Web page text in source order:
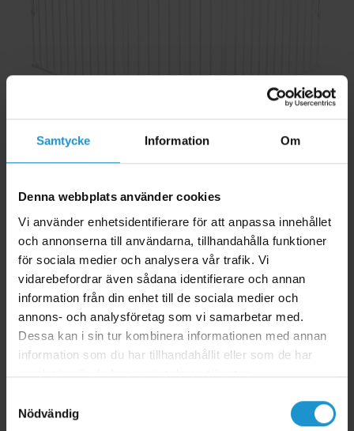
Samtycke Information Om
Denna webbplats använder cookies
Vi använder enhetsidentifierare för att anpassa innehållet
och annonserna till användarna, tillhandahålla funktioner
för sociala medier och analysera vår trafik. Vi
vidarebefordrar även sådana identifierare och annan
information från din enhet till de sociala medier och
annons- och analysföretag som vi samarbetar med.
Dessa kan i sin tur kombinera informationen med annan
information som du har tillhandahållit eller som de har
samlat in när du har använt deras tjänster.
Nödvändig
Multigrind Pet Flex Large extra hög Scandinavian Pet Design vit
● PET Flex L extra hög 105 cm, vit
● Stor och robust
● Flexibel multigrind för familjer med barn och/eller hund
● Alla delar och väggbeslagen kan vinklas och monteras som man
vill
● Passar öppningar från 90-225 cm
● Kan förlängas med extra förlängningar
● Perfekt runt brasan, som rumsavdelare, vid balkongdörren eller i
1.995 kr 2.299 kr Lägg i varukorg